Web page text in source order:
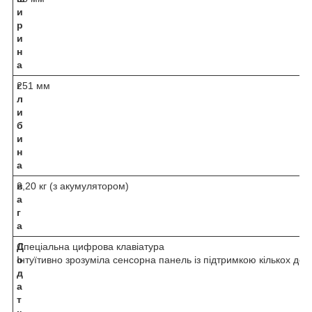
и
р
и
н
а
г
л
и
б
и
н
а
251 мм
в
а
г
а
2,20 кг (з акумулятором)
Д
о
д
а
т
Спеціальна цифрова клавіатура
Інтуїтивно зрозуміла сенсорна панель із підтримкою кількох